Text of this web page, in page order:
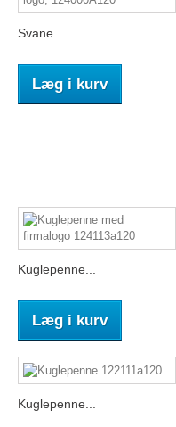
Svane...
Læg i kurv
Kuglepenne...
Læg i kurv
Kuglepenne...